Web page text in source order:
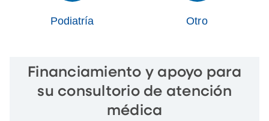
Podiatría Otro
Financiamiento y apoyo para
su consultorio de atención
médica